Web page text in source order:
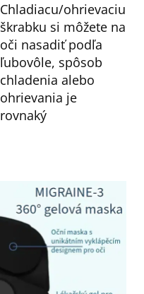
Chladiacu/ohrievaciu
škrabku si môžete na
oči nasadiť podľa
ľubovôle, spôsob
chladenia alebo
ohrievania je
rovnaký